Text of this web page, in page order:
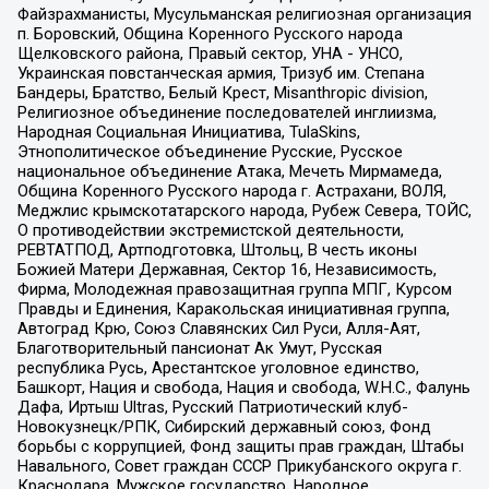
Файзрахманисты, Мусульманская религиозная организация
п. Боровский, Община Коренного Русского народа
Щелковского района, Правый сектор, УНА - УНСО,
Украинская повстанческая армия, Тризуб им. Степана
Бандеры, Братство, Белый Крест, Misanthropic division,
Религиозное объединение последователей инглиизма,
Народная Социальная Инициатива, TulaSkins,
Этнополитическое объединение Русские, Русское
национальное объединение Атака, Мечеть Мирмамеда,
Община Коренного Русского народа г. Астрахани, ВОЛЯ,
Меджлис крымскотатарского народа, Рубеж Севера, ТОЙС,
О противодействии экстремистской деятельности,
РЕВТАТПОД, Артподготовка, Штольц, В честь иконы
Божией Матери Державная, Сектор 16, Независимость,
Фирма, Молодежная правозащитная группа МПГ, Курсом
Правды и Единения, Каракольская инициативная группа,
Автоград Крю, Союз Славянских Сил Руси, Алля-Аят,
Благотворительный пансионат Ак Умут, Русская
республика Русь, Арестантское уголовное единство,
Башкорт, Нация и свобода, Нация и свобода, W.H.С., Фалунь
Дафа, Иртыш Ultras, Русский Патриотический клуб-
Новокузнецк/РПК, Сибирский державный союз, Фонд
борьбы с коррупцией, Фонд защиты прав граждан, Штабы
Навального, Совет граждан СССР Прикубанского округа г.